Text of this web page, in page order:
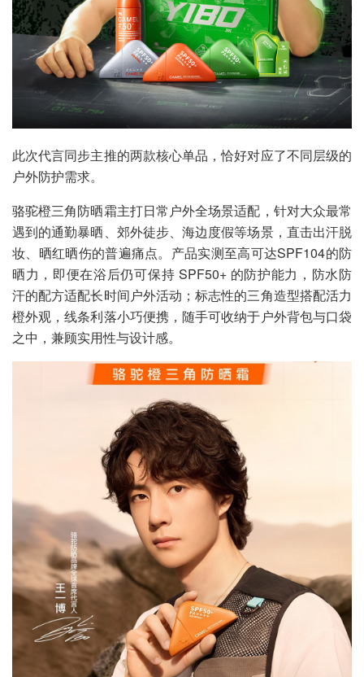
此次代言同步主推的两款核心单品，恰好对应了不同层级的
户外防护需求。
骆驼橙三角防晒霜主打日常户外全场景适配，针对大众最常
遇到的通勤暴晒、郊外徒步、海边度假等场景，直击出汗脱
妆、晒红晒伤的普遍痛点。产品实测至高可达SPF104的防
晒力，即便在浴后仍可保持 SPF50+ 的防护能力，防水防
汗的配方适配长时间户外活动；标志性的三角造型搭配活力
橙外观，线条利落小巧便携，随手可收纳于户外背包与口袋
之中，兼顾实用性与设计感。